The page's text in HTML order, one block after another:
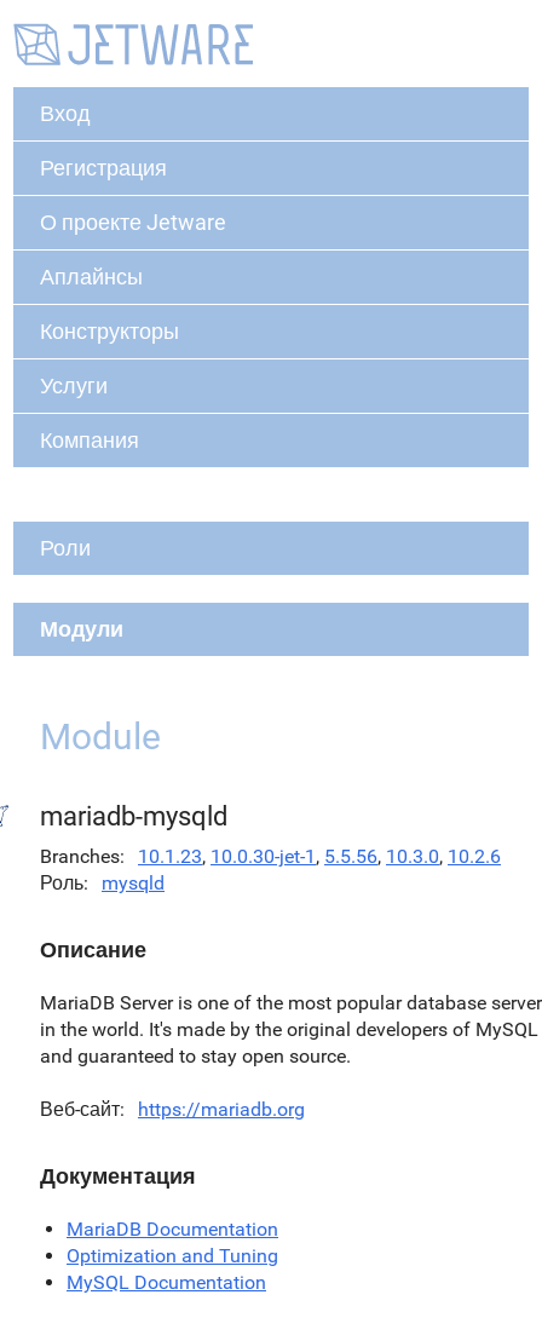
Вход
Регистрация
О проекте Jetware
Аплайнсы
Конструкторы
Услуги
Компания
Роли
Модули
Module
mariadb-mysqld
Branches 10.1.23, 10.0.30-jet-1 , 5.5.56, 10.3.0, 10.2.6
Роль
mysqld
Описание
MariaDB Server is one of the most popular database
in the world. It's made by the original developers of MySQL
and guaranteed to stay open source.
Веб-сайт https://mariadb.org
Документация
MariaDB Documentation
Optimization and Tuning
MySQL Documentation